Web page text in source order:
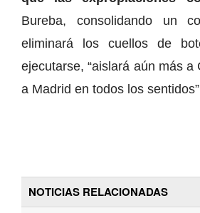
Bureba, consolidando un
eliminará los cuellos de
ejecutarse, “aislará aún más a
a Madrid en todos los
NOTICIAS RELACIONADAS